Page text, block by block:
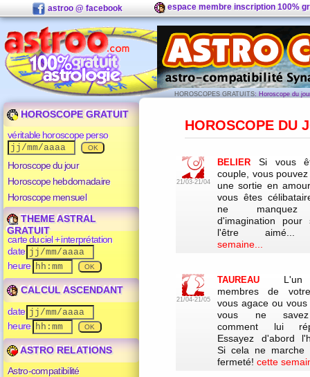
astroo @ facebook espace membre inscription 100%
HOROSCOPES GRATUITS: Horoscope du
HOROSCOPE GRATUIT
véritable horoscope perso
Horoscope du jour
Horoscope hebdomadaire
Horoscope mensuel
THEME ASTRAL
GRATUIT
carte du ciel + interprétation
date
heure
CALCUL ASCENDANT
date
heure
ASTRO RELATIONS
Astro-compatibilité
HOROSCOPE DU
21/03-21/04
BELIER
Si vous
couple, vous
une sortie en
vous êtes
ne
d'imagination pour
l'être
semaine...
21/04-21/05
TAUREAU
membres de
vous agace ou
vous ne
comment lui
Essayez d'abord
Si cela ne marche
fermeté! cette